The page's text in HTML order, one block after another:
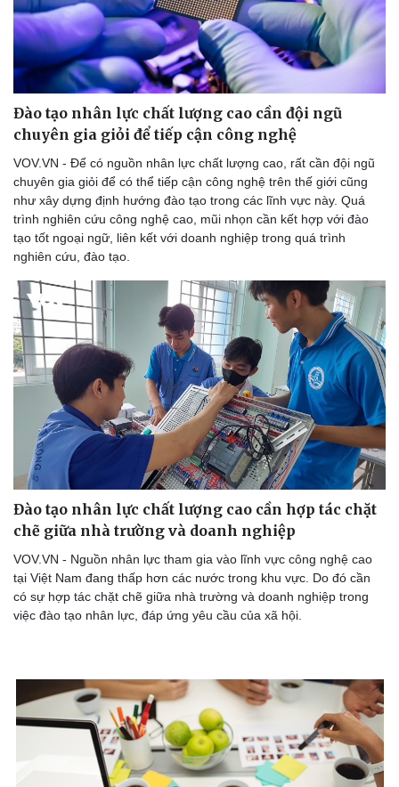
Doanh nghiệp
Thông tin doanh nghiệp
Doanh nghiệp 24h
Doanh nhân
Vì cộng đồng
Công nghệ
Sành điệu
Tin Công nghệ
Trải nghiệm
Chuyển đổi số
Đào tạo nhân lực chất lượng cao cần đội ngũ
chuyên gia giỏi để tiếp cận công nghệ
VOV.VN - Để có nguồn nhân lực chất lượng cao, rất cần đội ngũ
chuyên gia giỏi để có thể tiếp cận công nghệ trên thế giới cũng
như xây dựng định hướng đào tạo trong các lĩnh vực này. Quá
trình nghiên cứu công nghệ cao, mũi nhọn cần kết hợp với đào
tạo tốt ngoại ngữ, liên kết với doanh nghiệp trong quá trình
nghiên cứu, đào tạo.
Đào tạo nhân lực chất lượng cao cần hợp tác chặt
chẽ giữa nhà trường và doanh nghiệp
VOV.VN - Nguồn nhân lực tham gia vào lĩnh vực công nghệ cao
tại Việt Nam đang thấp hơn các nước trong khu vực. Do đó cần
có sự hợp tác chặt chẽ giữa nhà trường và doanh nghiệp trong
việc đào tạo nhân lực, đáp ứng yêu cầu của xã hội.